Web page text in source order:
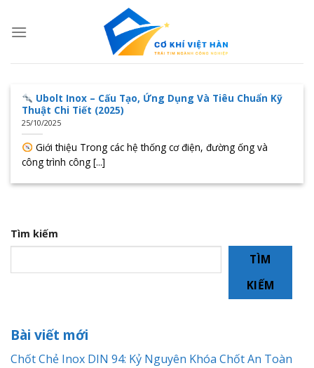
Ubolt Inox – Cấu Tạo, Ứng Dụng Và Tiêu Chuẩn Kỹ
Thuật Chi Tiết (2025)
25/10/2025
Giới thiệu Trong các hệ thống cơ điện, đường ống và
công trình công [...]
Tìm kiếm
TÌM
KIẾM
Bài viết mới
Chốt Chẻ Inox DIN 94: Kỷ Nguyên Khóa Chốt An Toàn